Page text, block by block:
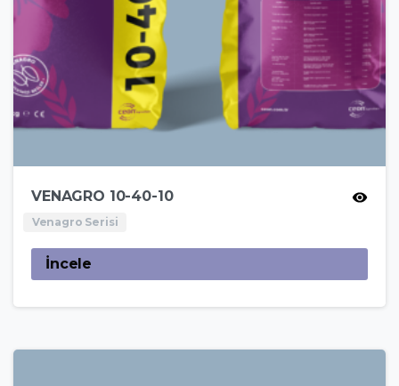
VENAGRO 10-40-10
Venagro Serisi
İncele